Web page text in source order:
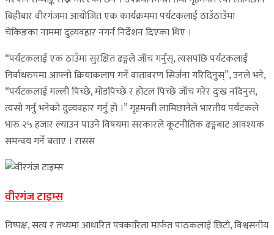
बिहीबार वीरगंजमा आयोजित एक कार्यक्रममा पर्यटकलाई ठाउँठाउँमा
चेकिङका नाममा दुव्र्यवहार नगर्न निर्देशन दिएका थिए ।
“पर्यटकलाई एक ठाउँमा सुरक्षित ढङ्गले जाँच गर्नुस्, त्यसपछि पर्यटकलाई
निर्वाधरुपमा आफ्नो क्रियाकलाप गर्ने वातावरण सिर्जना गरिदिनुस्”, उनले भने,
“पर्यटकलाई गल्ली पिच्छे, मोडपिच्छे र होटल पिच्छे जाँच गरेर दुःख नदिनुस,
त्यसो गर्नु भनेको दुव्र्यवहार गर्नु हो ।” गृहमन्त्री लामिछानेले भारतीय पर्यटकले
भारु २५ हजार ल्याउन पाउने विषयमा सरकारले कूटनीतिक ढङ्गबाट आवश्यक
समन्वय गर्ने बताए । रासस
वीरगंज टाइम्स
निष्पक्ष, सत्य र तथ्यमा आधारित पत्रकारिता मार्फत पाठकलाई छिटो, विश्वसनीय